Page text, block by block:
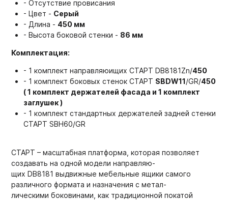
- Отсутствие провисания
- Цвет - Серый
- Длина - 450 мм
- Высота боковой стенки - 86 мм
Комплектация:
- 1 комплект направляюищих СТАРТ DB8181Zn/450
- 1 комплект боковых стенок СТАРТ SBDW11/GR/450
( 1 комплект держателей фасада и 1 комплект
заглушек )
- 1 комплект стандартных держателей задней стенки
СТАРТ SBH60/GR
СТАРТ – масштабная платформа, которая позволяет
создавать на одной модели направляю-
щих DB8181 выдвижные мебельные ящики самого
различного формата и назначения с метал-
лическими боковинами, как традиционной покатой